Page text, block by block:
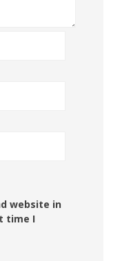
website in
time I